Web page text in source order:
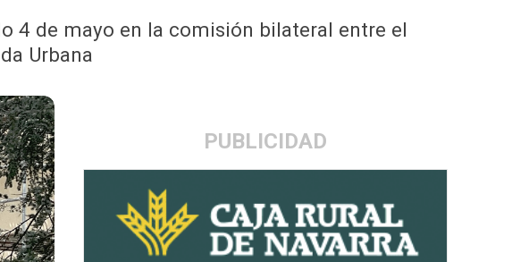
4 de mayo en la comisión bilateral entre el
Urbana
PUBLICIDAD